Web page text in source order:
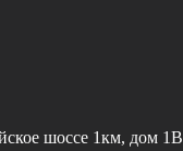
шоссе 1км, дом 1В